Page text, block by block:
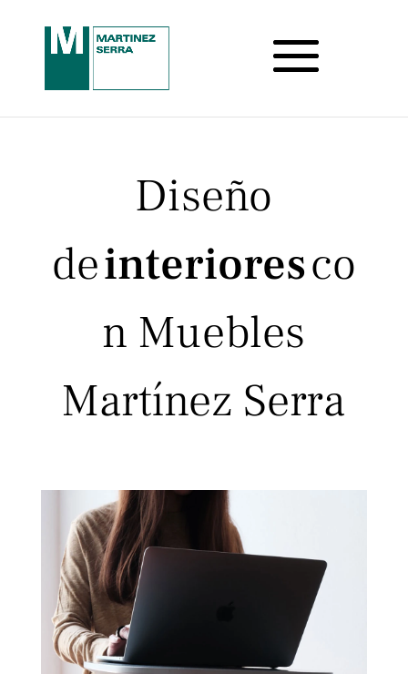
Diseño
deinterioresco
n Muebles
Martínez Serra